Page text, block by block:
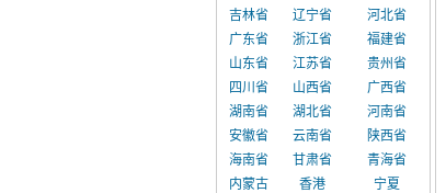
吉林省
辽宁省
河北省
广东省
浙江省
福建省
山东省
江苏省
贵州省
四川省
山西省
广西省
湖南省
湖北省
河南省
安徽省
云南省
陕西省
海南省
甘肃省
青海省
内蒙古
香港
宁夏